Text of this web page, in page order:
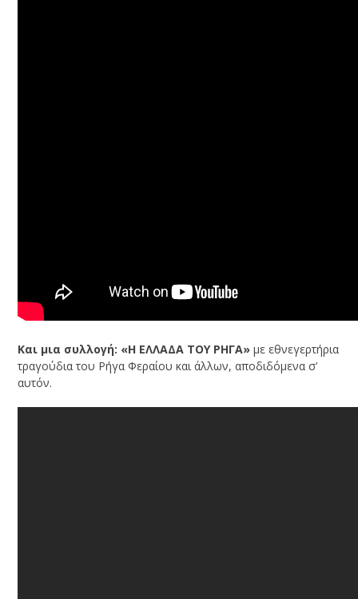
Και μια συλλογή: «Η ΕΛΛΑΔΑ ΤΟΥ ΡΗΓΑ» με εθνεγερτήρια
τραγούδια του Ρήγα Φεραίου και άλλων, αποδιδόμενα σ’
αυτόν.